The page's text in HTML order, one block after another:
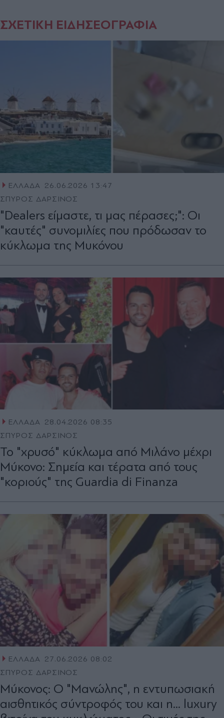
ΣΧΕΤΙΚΗ ΕΙΔΗΣΕΟΓΡΑΦΙΑ
ΕΛΛΑΔΑ
26.06.2026 13:47
ΣΠΥΡΟΣ ΔΑΡΣΙΝΟΣ
"Dealers είμαστε, τι μας πέρασες;": Οι
"καυτές" συνομιλίες που πρόδωσαν το
κύκλωμα της Μυκόνου
ΕΛΛΑΔΑ 28.04.2026 08:35
ΣΠΥΡΟΣ ΔΑΡΣΙΝΟΣ
Το "χρυσό" κύκλωμα από Μιλάνο μέχρι
Μύκονο: Σημεία και τέρατα από τους
"κοριούς" της Guardia di Finanza
ΕΛΛΑΔΑ 27.06.2026 08:02
ΣΠΥΡΟΣ ΔΑΡΣΙΝΟΣ
Μύκονος: Ο "Μανώλης", η εντυπωσιακή
αισθητικός σύντροφός του και η... luxury